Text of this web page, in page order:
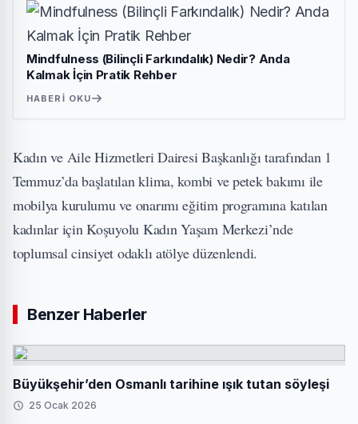
Mindfulness (Bilinçli Farkındalık) Nedir? Anda
Kalmak İçin Pratik Rehber
HABERI OKU
Kadın ve Aile Hizmetleri Dairesi Başkanlığı tarafından 1
Temmuz’da başlatılan klima, kombi ve petek bakımı ile
mobilya kurulumu ve onarımı eğitim programına katılan
kadınlar için Koşuyolu Kadın Yaşam Merkezi’nde
toplumsal cinsiyet odaklı atölye düzenlendi.
Benzer Haberler
Büyükşehir’den Osmanlı tarihine ışık tutan söyleşi
25 Ocak 2026